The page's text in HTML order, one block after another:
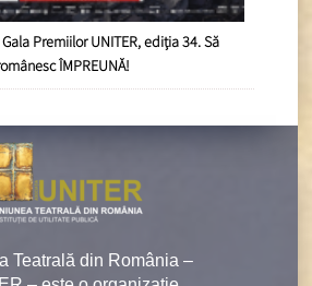
Gala Premiilor UNITER, ediția 34. Să
ÎMPREUNĂ!
Teatrală din România –